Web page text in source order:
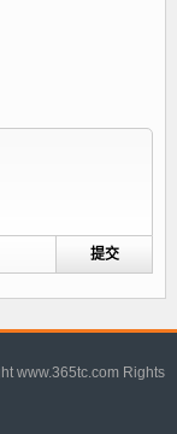
www.365tc.com Rights